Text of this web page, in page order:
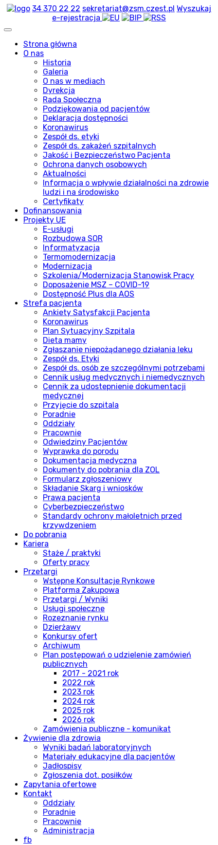
34 370 22 22 sekretariat@zsm.czest.pl Wyszukaj
e-rejestracja
Strona główna
O nas
Historia
Galeria
O nas w mediach
Dyrekcja
Rada Społeczna
Podziękowania od pacjentów
Deklaracja dostępności
Koronawirus
Zespół ds. etyki
Zespół ds. zakażeń szpitalnych
Jakość i Bezpieczeństwo Pacjenta
Ochrona danych osobowych
Aktualności
Informacja o wpływie działalności na zdrowie
ludzi i na środowisko
Certyfikaty
Dofinansowania
Projekty UE
E-usługi
Rozbudowa SOR
Informatyzacja
Termomodernizacja
Modernizacja
Szkolenia/Modernizacja Stanowisk Pracy
Doposażenie MSZ – COVID-19
Dostępność Plus dla AOS
Strefa pacjenta
Ankiety Satysfakcji Pacjenta
Koronawirus
Plan Sytuacyjny Szpitala
Dieta mamy
Zgłaszanie niepożądanego działania leku
Zespół ds. Etyki
Zespół ds. osób ze szczególnymi potrzebami
Cennik usług medycznych i niemedycznych
Cennik za udostepnienie dokumentacji
medycznej
Przyjęcie do szpitala
Poradnie
Oddziały
Pracownie
Odwiedziny Pacjentów
Wyprawka do porodu
Dokumentacja medyczna
Dokumenty do pobrania dla ZOL
Formularz zgłoszeniowy
Składanie Skarg i wniosków
Prawa pacjenta
Cyberbezpieczeństwo
Standardy ochrony małoletnich przed
krzywdzeniem
Do pobrania
Kariera
Staże / praktyki
Oferty pracy
Przetargi
Wstępne Konsultacje Rynkowe
Platforma Zakupowa
Przetargi / Wyniki
Usługi społeczne
Rozeznanie rynku
Dzierżawy
Konkursy ofert
Archiwum
Plan postępowań o udzielenie zamówień
publicznych
2017 - 2021 rok
2022 rok
2023 rok
2024 rok
2025 rok
2026 rok
Zamówienia publiczne - komunikat
Żywienie dla zdrowia
Wyniki badań laboratoryjnych
Materiały edukacyjne dla pacjentów
Jadłospisy
Zgłoszenia dot. posiłków
Zapytania ofertowe
Kontakt
Oddziały
Poradnie
Pracownie
Administracja
fb